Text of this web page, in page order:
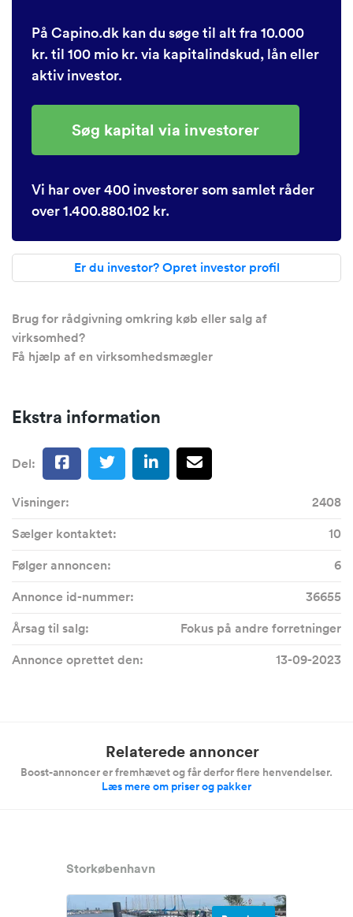
På Capino.dk kan du søge til alt fra 10.000
kr. til 100 mio kr. via kapitalindskud, lån eller
aktiv investor.
Søg kapital via investorer
Vi har over 400 investorer som samlet råder
over 1.400.880.102 kr.
Er du investor? Opret investor profil
Brug for rådgivning omkring køb eller salg af
virksomhed?
Få hjælp af en virksomhedsmægler
Ekstra information
Del:
Visninger:
2408
Sælger kontaktet:
10
Følger annoncen:
6
Annonce id-nummer:
36655
Årsag til salg:
Fokus på andre forretninger
Annonce oprettet den:
13-09-2023
Relaterede annoncer
Boost-annoncer er fremhævet og får derfor flere henvendelser.
Læs mere om priser og pakker
Storkøbenhavn